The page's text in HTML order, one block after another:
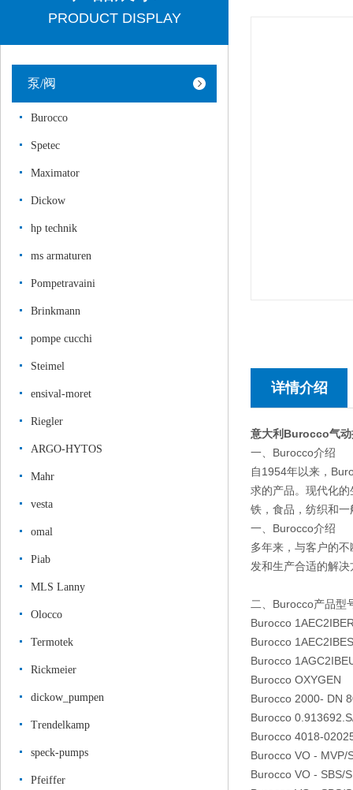
PRODUCT DISPLAY
泵/阀
Burocco
Spetec
Maximator
Dickow
hp technik
ms armaturen
Pompetravaini
Brinkmann
pompe cucchi
Steimel
ensival-moret
Riegler
ARGO-HYTOS
Mahr
vesta
omal
Piab
MLS Lanny
Olocco
Termotek
Rickmeier
dickow_pumpen
Trendelkamp
speck-pumps
Pfeiffer
详情介绍
意大利Burocco气动
一、Burocco介绍
自1954年以来，
求的产品。现代化
铁，食品，纺织和
一、Burocco介绍
多年来，与客户的
发和生产合适的解
二、Burocco产品型
Burocco
Burocco
Burocco
Burocco OXYGEN
Burocco 2000- DN
Burocco
Burocco 4018-
Burocco VO - MVP/
Burocco VO - SBS/